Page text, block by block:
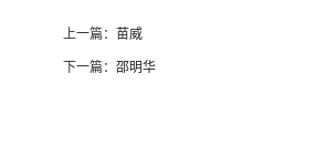
上一篇： 苗威
下一篇： 邵明华